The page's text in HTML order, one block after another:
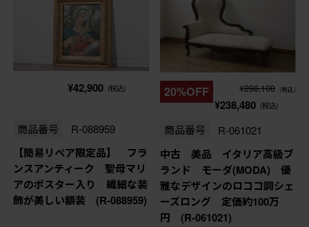
¥42,900 (税込)
商品番号 R-088959
【簡易リペア限定品】 フラ
ンスアンティーク 聖母マリ
アのポスター入り 繊細な装
飾が美しい額装 (R-088959)
20%OFF ¥298,100 (税込)
¥238,480 (税込)
商品番号 R-061021
中古 美品 イタリア高級ブ
ランド モーダ(MODA) 優
雅なデザインのロココ調シェ
ーズロング 定価約100万
円 (R-061021)